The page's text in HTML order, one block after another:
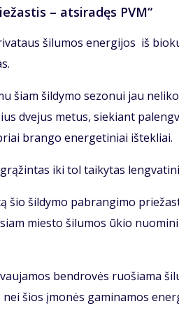
– atsiradęs PVM“
šilumos energijos iš
šiam šildymo sezonui jau
dvejus metus, siekiant
brango energetiniai ištekliai.
iki tol taikytas
šio šildymo pabrangimo
miesto šilumos ūkio
bendrovės ruošiama
šios įmonės gaminamos